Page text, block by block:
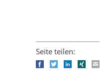
Seite teilen:
FacebookTwitterLinkedIn
Xing